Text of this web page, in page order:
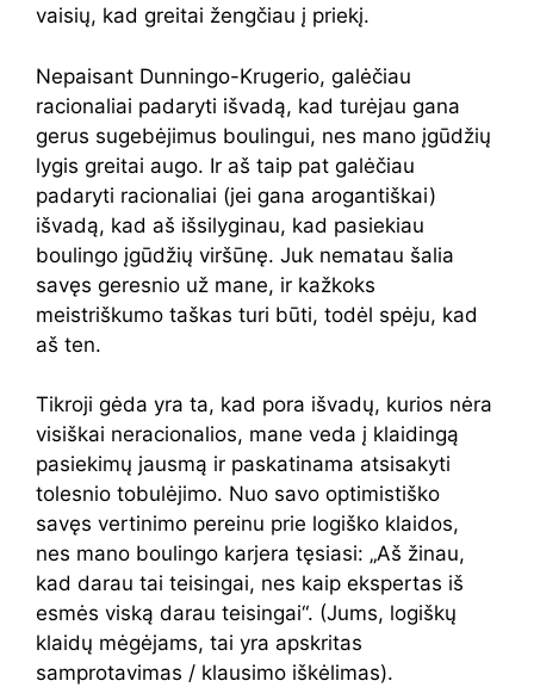
vaisių, kad greitai žengčiau į priekį.
Nepaisant Dunningo-Krugerio, galėčiau
racionaliai padaryti išvadą, kad turėjau gana
gerus sugebėjimus boulingui, nes mano įgūdžių
lygis greitai augo. Ir aš taip pat galėčiau
padaryti racionaliai (jei gana arogantiškai)
išvadą, kad aš išsilyginau, kad pasiekiau
boulingo įgūdžių viršūnę. Juk nematau šalia
savęs geresnio už mane, ir kažkoks
meistriškumo taškas turi būti, todėl spėju, kad
aš ten.
Tikroji gėda yra ta, kad pora išvadų, kurios nėra
visiškai neracionalios, mane veda į klaidingą
pasiekimų jausmą ir paskatinama atsisakyti
tolesnio tobulėjimo. Nuo savo optimistiško
savęs vertinimo pereinu prie logiško klaidos,
nes mano boulingo karjera tęsiasi: „Aš žinau,
kad darau tai teisingai, nes kaip ekspertas iš
esmės viską darau teisingai“. (Jums, logiškų
klaidų mėgėjams, tai yra apskritas
samprotavimas / klausimo iškėlimas).